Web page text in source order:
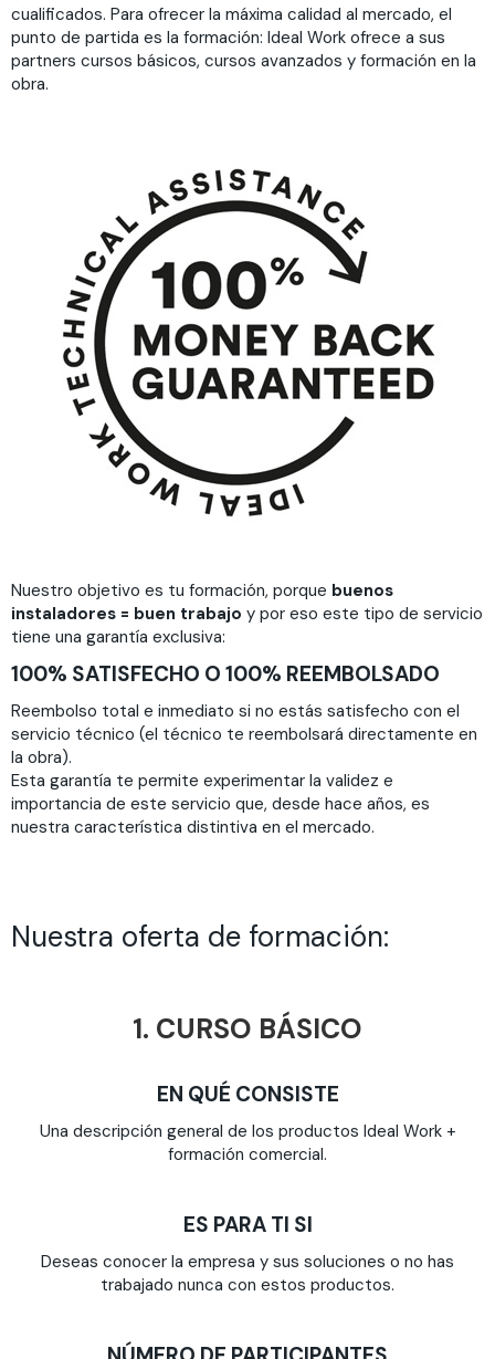
cualificados. Para ofrecer la máxima calidad al mercado, el
punto de partida es la formación: Ideal Work ofrece a sus
partners cursos básicos, cursos avanzados y formación en la
obra.
Nuestro objetivo es tu formación, porque buenos
instaladores = buen trabajo y por eso este tipo de servicio
tiene una garantía exclusiva:
100% SATISFECHO O 100% REEMBOLSADO
Reembolso total e inmediato si no estás satisfecho con el
servicio técnico (el técnico te reembolsará directamente en
la obra).
Esta garantía te permite experimentar la validez e
importancia de este servicio que, desde hace años, es
nuestra característica distintiva en el mercado.
Nuestra oferta de formación:
1. CURSO BÁSICO
EN QUÉ CONSISTE
Una descripción general de los productos Ideal Work +
formación comercial.
ES PARA TI SI
Deseas conocer la empresa y sus soluciones o no has
trabajado nunca con estos productos.